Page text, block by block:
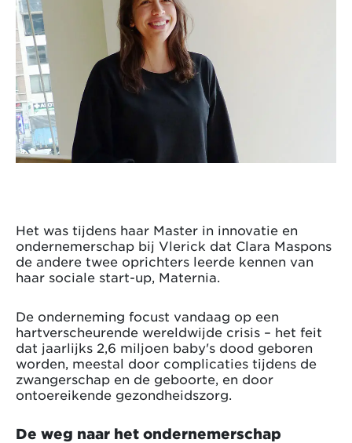
Het was tijdens haar Master in innovatie en
ondernemerschap bij Vlerick dat Clara Maspons
de andere twee oprichters leerde kennen van
haar sociale start-up, Maternia.
De onderneming focust vandaag op een
hartverscheurende wereldwijde crisis – het feit
dat jaarlijks 2,6 miljoen baby's dood geboren
worden, meestal door complicaties tijdens de
zwangerschap en de geboorte, en door
ontoereikende gezondheidszorg.
De weg naar het ondernemerschap